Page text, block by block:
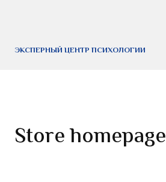
ЭКСПЕРНЫЙ ЦЕНТР ПСИХОЛОГИИ
Store homepage